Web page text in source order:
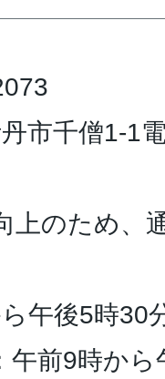
市千僧1-1
上のため、
午後5時30
午前9時か